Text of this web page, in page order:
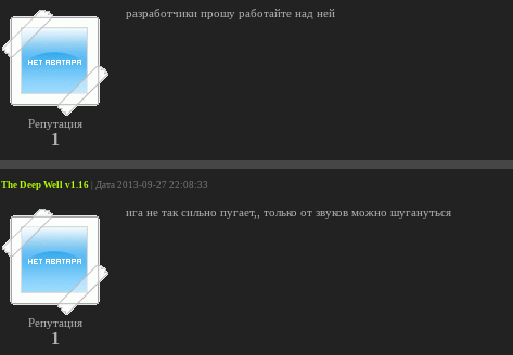
Репутация
1
разработчики прошу работайте над ней
The Deep Well v1.16 | Дата 2013-09-27 22:08:33
Репутация
1
ига не так сильно пугает,, только от звуков можно шугануться